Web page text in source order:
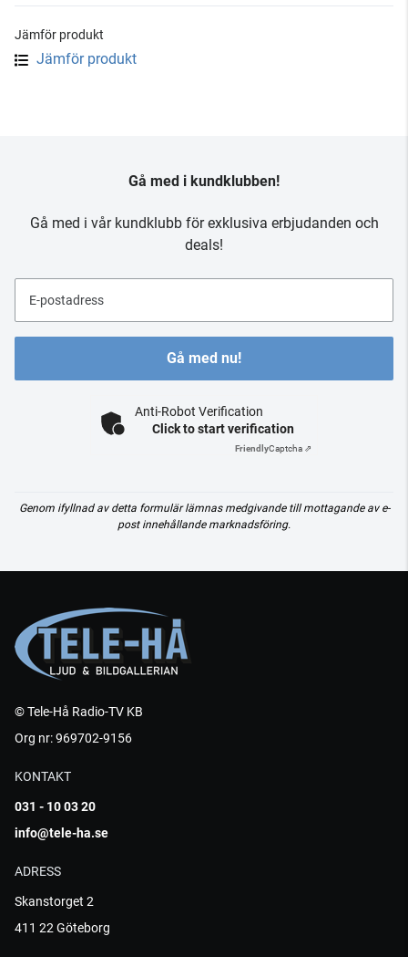
Jämför produkt
Jämför produkt
Gå med i kundklubben!
Gå med i vår kundklubb för exklusiva erbjudanden och
deals!
E-postadress
Gå med nu!
Anti-Robot Verification
Click to start verification
FriendlyCaptcha ⇗
Genom ifyllnad av detta formulär lämnas medgivande till mottagande av e-
post innehållande marknadsföring.
© Tele-Hå Radio-TV KB
Org nr: 969702-9156
KONTAKT
031 - 10 03 20
info@tele-ha.se
ADRESS
Skanstorget 2
411 22 Göteborg